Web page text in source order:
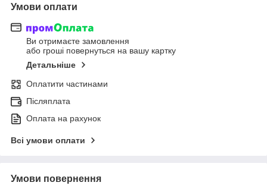
Умови оплати
Ви отримаєте замовлення
або гроші повернуться на вашу картку
Детальніше
Оплатити частинами
Післяплата
Оплата на рахунок
Всі умови оплати
Умови повернення